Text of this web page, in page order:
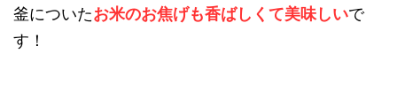
釜についたお米のお焦げも香ばしくて美味しいで
す！